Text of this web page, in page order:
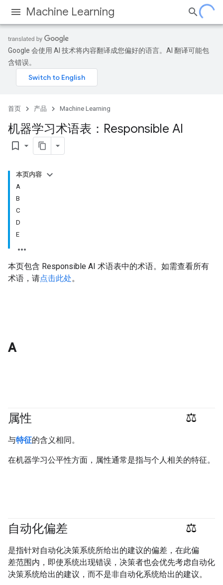
Machine Learning
Google 会使用 AI 技术将内容翻译成您偏好的语言。AI 翻译可能包
含错误。
首页 产品 Machine Learning
机器学习术语表：Responsible AI
bookmark_border
本页内容
A
B
C
D
E
本页包含 Responsible AI 术语表中的术语。如需查看所有
术语，请点击此处。
A
属性
与特征的含义相同。
在机器学习公平性方面，属性通常是指与个人相关的特征。
自动化偏差
是指针对自动化决策系统所给出的建议的偏差，在此偏
差范围内，即使系统出现错误，决策者也会优先考虑自动化
决策系统给出的建议，而不是非自动化系统给出的建议。